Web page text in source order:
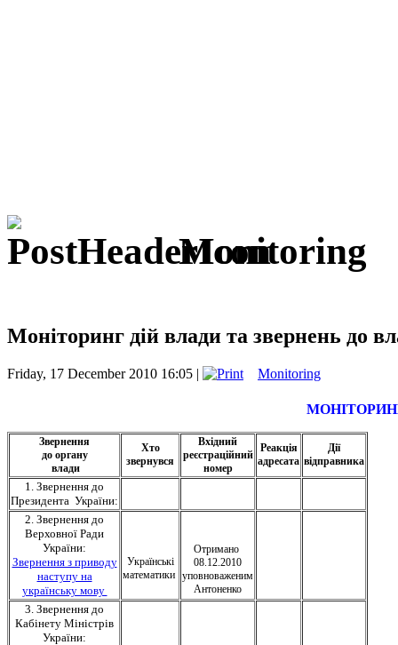
Monitoring
Моніторинг дій влади та звернень до
Friday, 17 December 2010 16:05 | Monitoring
Звернення
до органу
влади
Хто
звернувся
Вхідний
реєстраційний
номер
Реакція
адресата
Дії
відправника
1. Звернення до
Президента України:
2. Звернення до
Верховної Ради
України:
Звернення з приводу
наступу на
українську мову
Українські
математики
Отримано
08.12.2010
уповноваженим
Антоненко
3. Звернення до
Кабінету Міністрів
України: